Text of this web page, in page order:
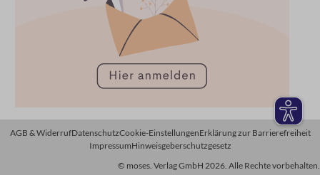
AGB & WiderrufDatenschutzCookie-EinstellungenErklärung zur Barrierefreiheit
ImpressumHinweisgeberschutzgesetz
© moses. Verlag GmbH 2026. Alle Rechte vorbehalten.